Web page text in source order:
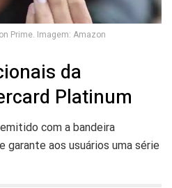
Prime. Imagem: Amazon
da
Platinum
com a bandeira
garante aos usuários uma série